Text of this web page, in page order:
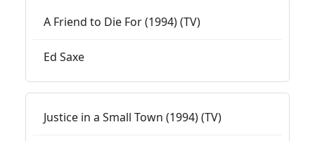
A Friend to Die For (1994) (TV)
Ed Saxe
Justice in a Small Town (1994) (TV)